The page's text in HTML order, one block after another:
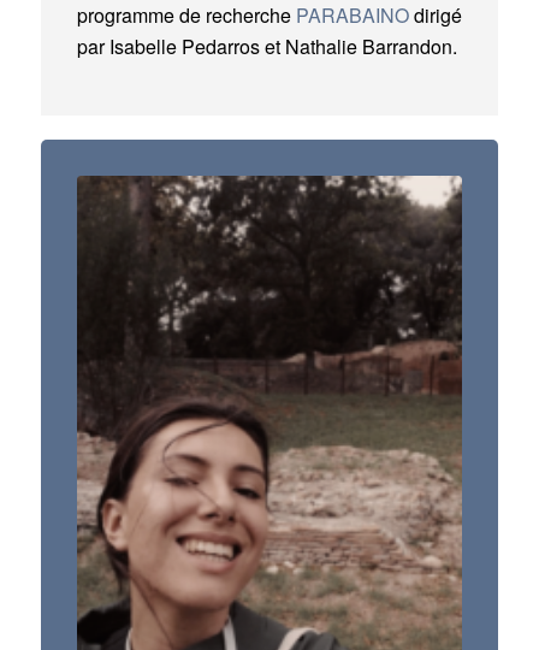
programme de recherche PARABAINOdirigé
par Isabelle Pedarros et Nathalie Barrandon.